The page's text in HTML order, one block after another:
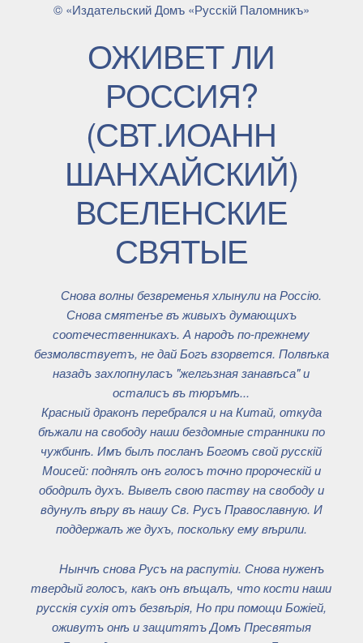
© «Издательский Домъ «Русскiй Паломникъ»
ОЖИВЕТ ЛИ
РОССИЯ?
(СВТ.ИОАНН
ШАНХАЙСКИЙ)
ВСЕЛЕНСКИЕ
СВЯТЫЕ
Снова волны безвременья хлынули на Россію.
Снова смятенъе въ живыхъ думающихъ
соотечественникахъ. А народъ по-прежнему
безмолвствуетъ, не дай Богъ взорвется. Полвѣка
назадъ захлопнуласъ "желгьзная занавѣса" и
осталисъ въ тюръмѣ...
Красный драконъ перебрался и на Китай, откуда
бѣжали на свободу наши бездомные странники по
чужбинѣ. Имъ былъ посланъ Богомъ свой русскій
Моисей: поднялъ онъ голосъ точно пророческій и
ободрилъ духъ. Вывелъ свою паству на свободу и
вдунулъ вѣру въ нашу Св. Русъ Православную. И
поддержалъ же духъ, поскольку ему вѣрили.
Нынчѣ снова Русъ на распутіи. Снова нуженъ
твердый голосъ, какъ онъ вѣщалъ, что кости наши
русскія сухія отъ безвѣрія, Но при помощи Божіей,
оживутъ онѣ и защитятъ Домъ Пресвятыя